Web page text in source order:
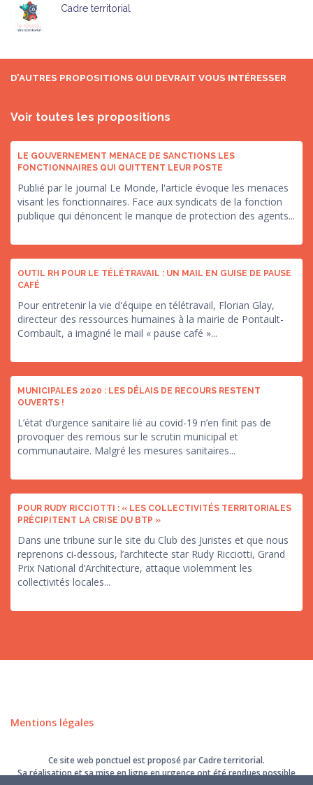
Cadre territorial
D’AUTRES PROPOSITIONS QUI DEVRAIT VOUS INTÉRESSER
Voir toutes les propositions
LE GOUVERNEMENT MENACE DE SANCTIONS LES
FONCTIONNAIRES QUI QUITTENT LEUR POSTE
Publié par le journal Le Monde, l'article évoque les menaces
visant les fonctionnaires. Face aux syndicats de la fonction
publique qui dénoncent le manque de protection des agents...
OUTIL RH POUR LE TÉLÉTRAVAIL : UN MAIL EN GUISE DE PAUSE
CAFÉ
Pour entretenir la vie d'équipe en télétravail, Florian Glay,
directeur des ressources humaines à la mairie de Pontault-
Combault, a imaginé le mail « pause café »...
MUNICIPALES 2020 : LES DÉLAIS DE RECOURS RESTENT
OUVERTS !
L’état d’urgence sanitaire lié au covid-19 n’en finit pas de
provoquer des remous sur le scrutin municipal et
communautaire. Malgré les mesures sanitaires...
POUR RUDY RICCIOTTI : « LES COLLECTIVITÉS TERRITORIALES
PRÉCIPITENT LA CRISE DU BTP »
Dans une tribune sur le site du Club des Juristes et que nous
reprenons ci-dessous, l’architecte star Rudy Ricciotti, Grand
Prix National d’Architecture, attaque violemment les
collectivités locales...
Mentions légales
Ce site web ponctuel est proposé par Cadre territorial.
Sa réalisation et sa mise en ligne en urgence ont été rendues possible